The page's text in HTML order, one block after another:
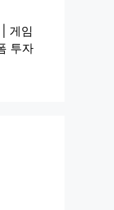
게임
투자